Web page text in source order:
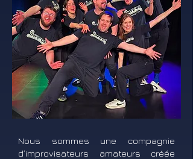
Nous sommes une compagnie
d’improvisateurs amateurs créée